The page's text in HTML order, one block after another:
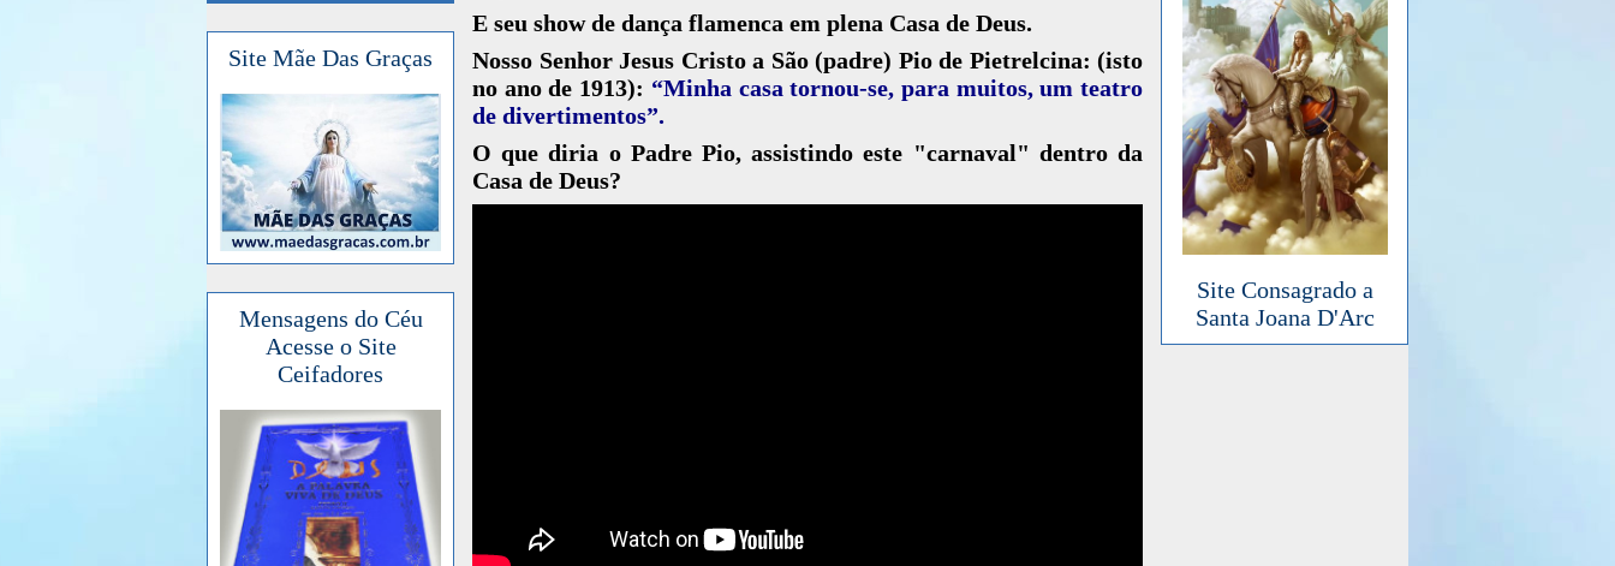
Site Mãe Das Graças
Mensagens do Céu
Acesse o Site
Ceifadores
E seu show de dança flamenca em plena Casa de Deus.
Nosso Senhor Jesus Cristo a São (padre) Pio de Pietrelcina: (isto
no ano de 1913): “Minha casa tornou-se, para muitos, um teatro
de divertimentos”.
O que diria o Padre Pio, assistindo este "carnaval" dentro da
Casa de Deus?
Site Consagrado a
Santa Joana D'Arc